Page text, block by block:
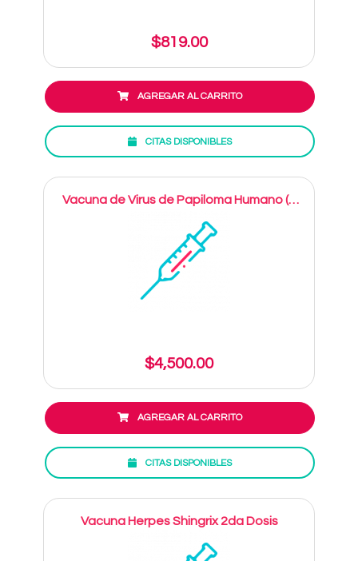
$819.00
AGREGAR AL CARRITO
CITAS DISPONIBLES
Vacuna de Virus de Papiloma Humano (9
Serotipos)
$4,500.00
AGREGAR AL CARRITO
CITAS DISPONIBLES
Vacuna Herpes Shingrix 2da Dosis